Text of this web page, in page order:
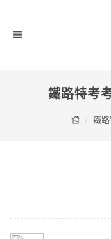
鐵路特考
鐵